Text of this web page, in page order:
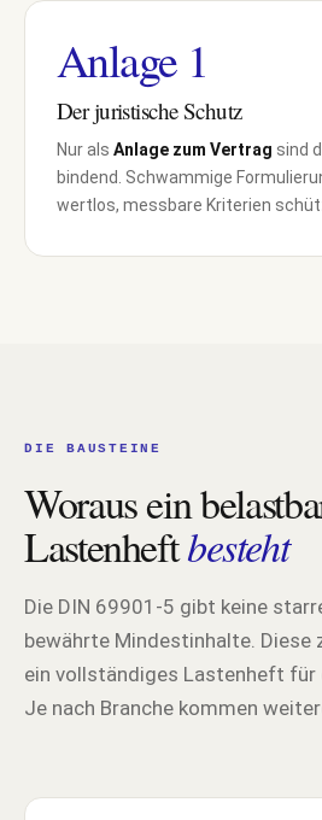
Anlage 1
Der juristische Schutz
Nur als Anlage zum Vertrag sind
bindend. Schwammige
wertlos, messbare Kriterien
DIE BAUSTEINE
Woraus ein
Lastenheftbesteht
Die DIN 69901-5 gibt keine
bewährte Mindestinhalte. Diese
ein vollständiges Lastenheft
Je nach Branche kommen